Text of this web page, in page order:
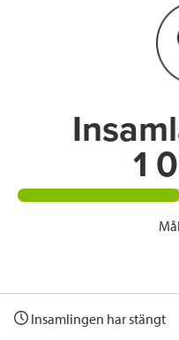
e
1
Insamlingen har stängt